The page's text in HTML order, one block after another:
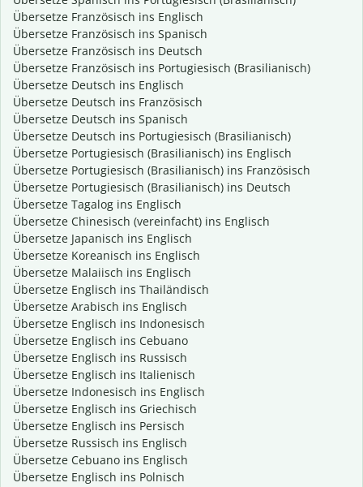
Übersetze Französisch ins Englisch
Übersetze Französisch ins Spanisch
Übersetze Französisch ins Deutsch
Übersetze Französisch ins Portugiesisch (Brasilianisch)
Übersetze Deutsch ins Englisch
Übersetze Deutsch ins Französisch
Übersetze Deutsch ins Spanisch
Übersetze Deutsch ins Portugiesisch (Brasilianisch)
Übersetze Portugiesisch (Brasilianisch) ins Englisch
Übersetze Portugiesisch (Brasilianisch) ins Französisch
Übersetze Portugiesisch (Brasilianisch) ins Deutsch
Übersetze Tagalog ins Englisch
Übersetze Chinesisch (vereinfacht) ins Englisch
Übersetze Japanisch ins Englisch
Übersetze Koreanisch ins Englisch
Übersetze Malaiisch ins Englisch
Übersetze Englisch ins Thailändisch
Übersetze Arabisch ins Englisch
Übersetze Englisch ins Indonesisch
Übersetze Englisch ins Cebuano
Übersetze Englisch ins Russisch
Übersetze Englisch ins Italienisch
Übersetze Indonesisch ins Englisch
Übersetze Englisch ins Griechisch
Übersetze Englisch ins Persisch
Übersetze Russisch ins Englisch
Übersetze Cebuano ins Englisch
Übersetze Englisch ins Polnisch